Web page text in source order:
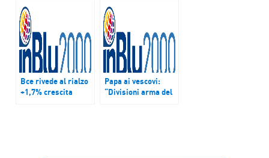
10 anni”
Bce rivede al rialzo
+1,7% crescita
Papa ai vescovi:
“Divisioni arma del